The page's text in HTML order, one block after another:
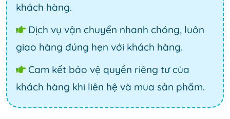
khách hàng.
Dịch vụ vận chuyển nhanh chóng, luôn
giao hàng đúng hẹn với khách hàng.
Cam kết bảo vệ quyền riêng tư của
khách hàng khi liên hệ và mua sản phẩm.